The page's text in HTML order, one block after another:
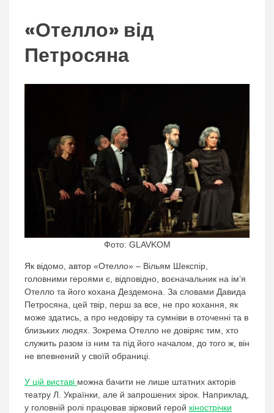
«Отелло» від
Петросяна
Фото: GLAVKOM
Як відомо, автор «Отелло» – Вільям Шекспір,
головними героями є, відповідно, воєначальник на ім’я
Отелло та його кохана Дездемона. За словами Давида
Петросяна, цей твір, перш за все, не про кохання, як
може здатись, а про недовіру та сумніви в оточенні та в
близьких людях. Зокрема Отелло не довіряє тим, хто
служить разом із ним та під його началом, до того ж, він
не впевнений у своїй обраниці.
У цій виставі можна бачити не лише штатних акторів
театру Л. Українки, але й запрошених зірок. Наприклад,
у головній ролі працював зірковий герой кінострічки